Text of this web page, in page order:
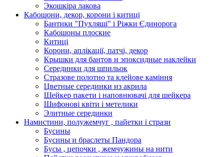
Экошкiра лакова
Кабошони, декор, корони і китиці
Бантики "Пухляші" і Ріжки Єдинорога
Кабошоны плоские
Китиці
Корони, аплікації, патчі, декор
Крышки для бантов и эпоксидные наклейки
Серединки для шпильок
Стразове полотно та клейове каміння
Цветные серединки из акрила
Шейкер пакети і наповнювачі для шейкера
Шифонові квіти і метелики
Элитные серединки
Намистини, полужемчуг , пайетки і стрази
Бусины
Бусины и браслеты Пандора
Бусы , цепочки , жемчужины на нити